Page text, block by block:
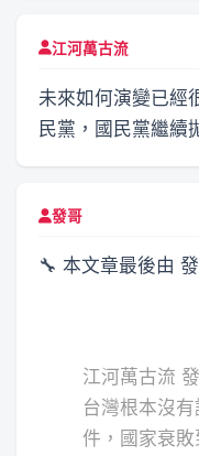
江河萬古流
未來如何演變已經
民黨，國民黨繼續
發哥
🔧 本文章最後由
江河萬古流
台灣根本沒
件，國家衰